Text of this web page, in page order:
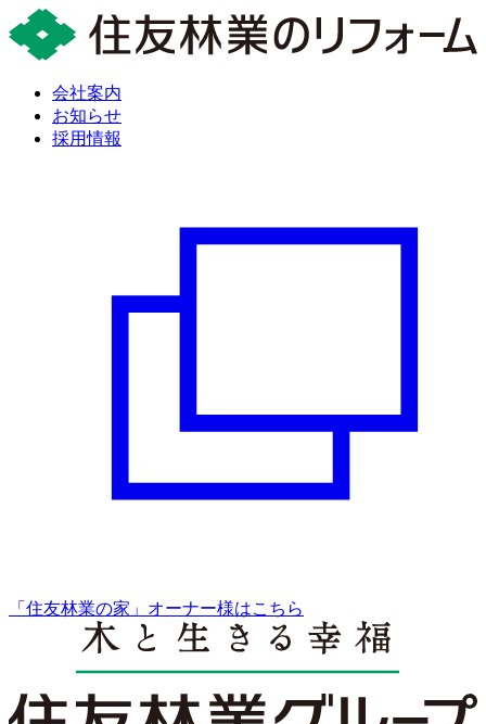
会社案内
お知らせ
採用情報
「住友林業の家」オーナー様はこちら